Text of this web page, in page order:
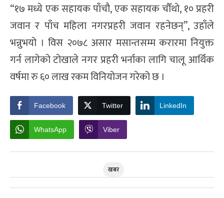
“१७ मध्ये एक सहायक पाँचौ, एक सहायक चौँथो, १० प्रहरी
जवान र पाँच महिला नगरप्रहरी जवान रहनेछन्”, उहाँले
भन्नुभयो । विस २०७८ असार मसान्तसम्म करारमा नियुक्त
गर्न लागेको टोखाले नगर प्रहरी भर्नाका लागि चालू आर्थिक
वर्षमा रु ६० लाख रकम विनियोजन गरेको छ ।
Facebook Twitter LinkedIn
WhatsApp Viber
खबर